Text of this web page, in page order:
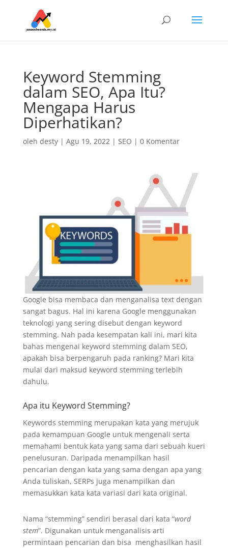
Keyword Stemming
dalam SEO, Apa Itu?
Mengapa Harus
Diperhatikan?
oleh desty| Agu 19, 2022| SEO | 0 Komentar
Google bisa membaca dan menganalisa text dengan
sangat bagus. Hal ini karena Google menggunakan
teknologi yang sering disebut dengan keyword
stemming. Nah pada kesempatan kali ini, mari kita
bahas mengenai keyword stemming dalam SEO,
apakah bisa berpengaruh pada ranking? Mari kita
mulai dari maksud keyword stemming terlebih
dahulu.
Apa itu Keyword Stemming?
Keywords stemming merupakan kata yang merujuk
pada kemampuan Google untuk mengenali serta
memahami bentuk kata yang sama dari sebuah kueri
penelusuran. Daripada menampilkan hasil
pencarian dengan kata yang sama dengan apa yang
Anda tuliskan, SERPs juga menampilkan dan
memasukkan kata kata variasi dari kata original.
Nama “stemming” sendiri berasal dari kata “word
stem”. Digunakan untuk menganalisis arti
permintaan pencarian dan bisa menghasilkan hasil